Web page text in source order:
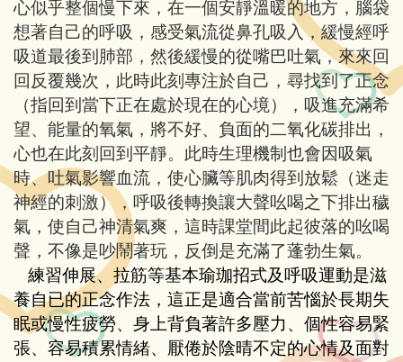
心似乎整個慢下來，在一個安靜溫暖的地方，腦袋
想著自己的呼吸，感受氣流從鼻孔吸入，緩慢經呼
吸道最後到肺部，然後緩慢的從嘴巴吐氣，來來回
回反覆幾次，此時此刻專注於自己，尋找到了正念
（指回到當下正在處於現在的心境），吸進充滿希
望、能量的氧氣，將不好、負面的二氧化碳排出，
心也在此刻回到平靜。此時生理機制也會因吸氣
時、吐氣影響血流，使心臟等肌肉得到放鬆（迷走
神經的刺激），呼吸後轉換讓大聲吆喝之下排出穢
氣，使自己神清氣爽，這時課堂間此起彼落的吆喝
聲，不像是吵鬧著玩，反倒是充滿了蓬勃生氣。
練習伸展、拉筋等基本瑜珈招式及呼吸運動是滋
養自已的正念作法，這正是適合當前苦惱於長期失
眠或慢性疲勞、身上背負著許多壓力、個性容易緊
張、容易積累情緒、厭倦於陰晴不定的心情及面對